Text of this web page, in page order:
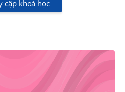
cập khoá học